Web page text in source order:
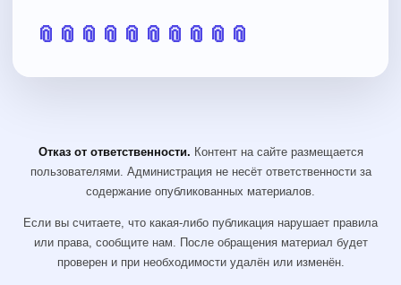
📎 📎 📎 📎 📎 📎 📎 📎 📎 📎
Отказ от ответственности. Контент на сайте размещается
пользователями. Администрация не несёт ответственности за
содержание опубликованных материалов.
Если вы считаете, что какая-либо публикация нарушает правила
или права, сообщите нам. После обращения материал будет
проверен и при необходимости удалён или изменён.